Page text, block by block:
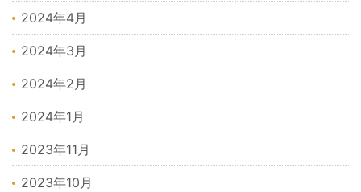
2024年4月
2024年3月
2024年2月
2024年1月
2023年11月
2023年10月